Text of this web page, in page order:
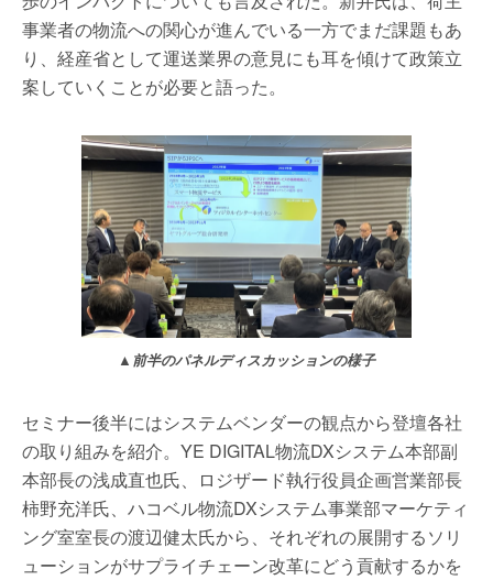
事業者の物流への関心が進んでいる一方でまだ課題もあ
り、経産省として運送業界の意見にも耳を傾けて政策立
案していくことが必要と語った。
▲前半のパネルディスカッションの様子
セミナー後半にはシステムベンダーの観点から登壇各社
の取り組みを紹介。YE DIGITAL物流DXシステム本部副
本部長の浅成直也氏、ロジザード執行役員企画営業部長
柿野充洋氏、ハコベル物流DXシステム事業部マーケティ
ング室室長の渡辺健太氏から、それぞれの展開するソリ
ューションがサプライチェーン改革にどう貢献するかを